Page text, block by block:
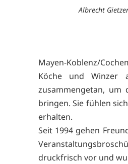
Albrecht
Mayen-Koblenz/
Köche und Winzer
zusammengetan, um
bringen. Sie fühlen
erhalten.
Seit 1994 gehen
druckfrisch vor und